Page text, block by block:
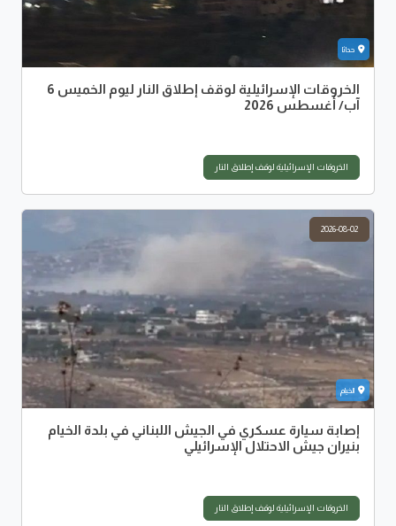
حداثا
الخروقات الإسرائيلية لوقف إطلاق النار ليوم الخميس 6
آب/ أغسطس 2026
الخروقات الإسرائيلية لوقف إطلاق النار
2026-08-02
الخيام
إصابة سيارة عسكري في الجيش اللبناني في بلدة الخيام
بنيران جيش الاحتلال الإسرائيلي
الخروقات الإسرائيلية لوقف إطلاق النار